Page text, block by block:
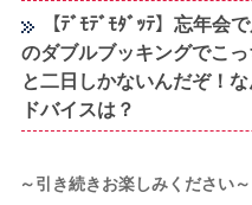
【ﾃﾞﾓﾃﾞﾓﾀﾞｯﾃ】忘年会
のダブルブッキングでこ
と二日しかないんだぞ！
ドバイスは？
～引き続きお楽しみください～